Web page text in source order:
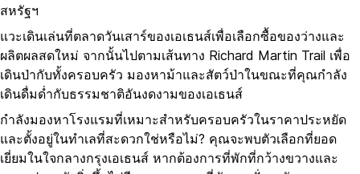
สหรัฐฯ
แวะเดินเล่นที่ตลาดวันเสาร์ของเอเธนส์เพื่อเลือกซื้อของว่างและ
ผลิตผลสดใหม่ จากนั้นไปตามเส้นทาง Richard Martin Trail เพื่อ
เดินป่ากับทั้งครอบครัว มองหาม้าและสัตว์ป่าในขณะที่คุณกำลัง
เดินดื่มด่ำกับธรรมชาติอันงดงามของเอเธนส์
กำลังมองหาโรงแรมที่เหมาะสำหรับครอบครัวในราคาประหยัด
และตั้งอยู่ในทำเลที่สะดวกใช่หรือไม่? คุณจะพบตัวเลือกที่ยอด
เยี่ยมในใจกลางกรุงเอเธนส์ หากต้องการที่พักที่กว้างขวางและ